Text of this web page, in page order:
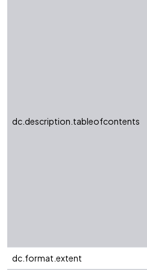
dc.description.tableofcontents
dc.format.extent